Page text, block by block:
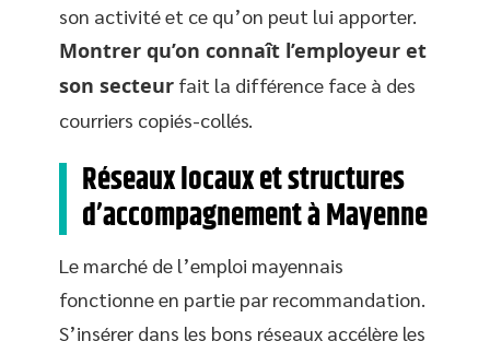
son activité et ce qu’on peut lui apporter.
Montrer qu’on connaît l’employeur et
son secteur fait la différence face à des
courriers copiés-collés.
Réseaux locaux et structures
d’accompagnement à Mayenne
Le marché de l’emploi mayennais
fonctionne en partie par recommandation.
S’insérer dans les bons réseaux accélère les